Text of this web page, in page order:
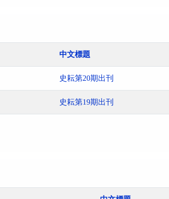
中文標題
史耘第20期出刊
史耘第19期出刊